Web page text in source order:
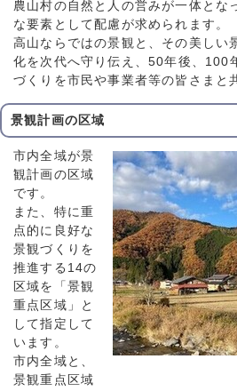
農山村の自然と人の営みが一体とな
な要素として配慮が求められます。
高山ならではの景観と、その美しい
化を次代へ守り伝え、50年後、100
づくりを市民や事業者等の皆さまと
景観計画の区域
市内全域が景
観計画の区域
です。
また、特に重
点的に良好な
景観づくりを
推進する14の
区域を「景観
重点区域」と
して指定して
います。
市内全域と、
景観重点区域